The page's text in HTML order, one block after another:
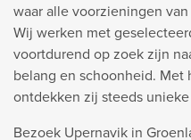
waar alle voorzieningen
Wij werken met
voortdurend op zoek zijn
belang en schoonheid.
ontdekken zij steeds
Bezoek Upernavik in